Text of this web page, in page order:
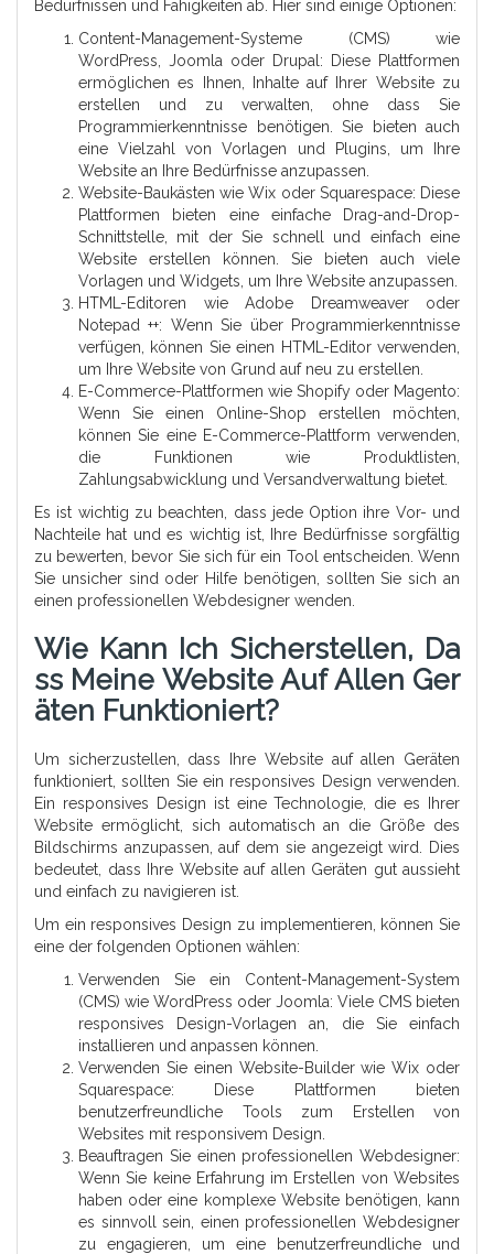
Bedürfnissen und Fähigkeiten ab. Hier sind einige Optionen:
Content-Management-Systeme (CMS) wie
WordPress, Joomla oder Drupal: Diese Plattformen
ermöglichen es Ihnen, Inhalte auf Ihrer Website zu
erstellen und zu verwalten, ohne dass Sie
Programmierkenntnisse benötigen. Sie bieten auch
eine Vielzahl von Vorlagen und Plugins, um Ihre
Website an Ihre Bedürfnisse anzupassen.
Website-Baukästen wie Wix oder Squarespace: Diese
Plattformen bieten eine einfache Drag-and-Drop-
Schnittstelle, mit der Sie schnell und einfach eine
Website erstellen können. Sie bieten auch viele
Vorlagen und Widgets, um Ihre Website anzupassen.
HTML-Editoren wie Adobe Dreamweaver oder
Notepad ++: Wenn Sie über Programmierkenntnisse
verfügen, können Sie einen HTML-Editor verwenden,
um Ihre Website von Grund auf neu zu erstellen.
E-Commerce-Plattformen wie Shopify oder Magento:
Wenn Sie einen Online-Shop erstellen möchten,
können Sie eine E-Commerce-Plattform verwenden,
die Funktionen wie Produktlisten,
Zahlungsabwicklung und Versandverwaltung bietet.
Es ist wichtig zu beachten, dass jede Option ihre Vor- und
Nachteile hat und es wichtig ist, Ihre Bedürfnisse sorgfältig
zu bewerten, bevor Sie sich für ein Tool entscheiden. Wenn
Sie unsicher sind oder Hilfe benötigen, sollten Sie sich an
einen professionellen Webdesigner wenden.
Wie Kann Ich Sicherstellen, Da
Ss Meine Website Auf Allen Ger
Äten Funktioniert?
Um sicherzustellen, dass Ihre Website auf allen Geräten
funktioniert, sollten Sie ein responsives Design verwenden.
Ein responsives Design ist eine Technologie, die es Ihrer
Website ermöglicht, sich automatisch an die Größe des
Bildschirms anzupassen, auf dem sie angezeigt wird. Dies
bedeutet, dass Ihre Website auf allen Geräten gut aussieht
und einfach zu navigieren ist.
Um ein responsives Design zu implementieren, können Sie
eine der folgenden Optionen wählen:
Verwenden Sie ein Content-Management-System
(CMS) wie WordPress oder Joomla: Viele CMS bieten
responsives Design-Vorlagen an, die Sie einfach
installieren und anpassen können.
Verwenden Sie einen Website-Builder wie Wix oder
Squarespace: Diese Plattformen bieten
benutzerfreundliche Tools zum Erstellen von
Websites mit responsivem Design.
Beauftragen Sie einen professionellen Webdesigner:
Wenn Sie keine Erfahrung im Erstellen von Websites
haben oder eine komplexe Website benötigen, kann
es sinnvoll sein, einen professionellen Webdesigner
zu engagieren, um eine benutzerfreundliche und